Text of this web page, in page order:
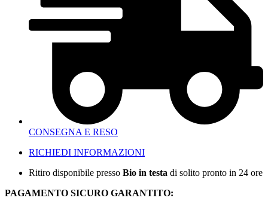
CONSEGNA E RESO
RICHIEDI INFORMAZIONI
Ritiro disponibile presso Bio in testa di solito pronto in 24 ore
PAGAMENTO SICURO GARANTITO: